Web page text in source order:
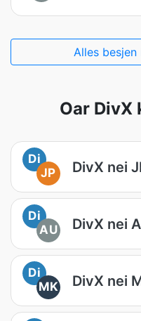
Alles
Oar DivX
Di
JP
DivX nei
Di
AU
DivX nei
Di
MK
DivX nei